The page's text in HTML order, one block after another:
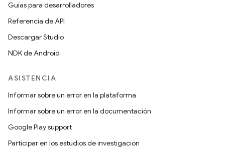
Guías para desarrolladores
Referencia de API
Descargar Studio
NDK de Android
ASISTENCIA
Informar sobre un error en la plataforma
Informar sobre un error en la documentación
Google Play support
Participar en los estudios de investigación